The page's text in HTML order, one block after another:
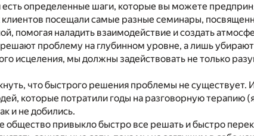
определенные шаги, которые вы можете
посещали самые разные семинары,
помогая наладить взаимодействие и создать
проблему на глубинном уровне, а лишь
исцеления, мы должны задействовать не только
что быстрого решения проблемы не
которые потратили годы на разговорную терапию
и не добились.
общество привыкло быстро все решать и быстро